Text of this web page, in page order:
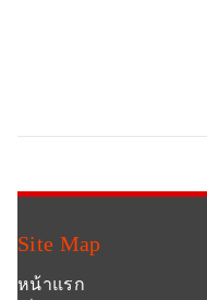
Site Map
หน้าแรก